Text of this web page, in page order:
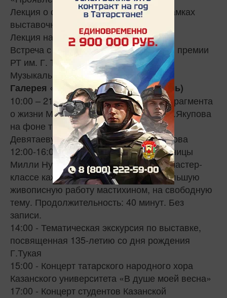
Лекция о современном искусстве (в рамках
выставочного проекта «Я так вижу»)
Лекция на тему «Советское стекло»
Встреча с лауреатом Государственной премии
РТ им. Г. Тукая Григорием Эйдиновым
Музыкальный «Современная музыка»
Галерея «Хазинэ» (Казанский Кремль)
10:00 – 21:00 - Демонстрация видео фрагмента
о жизни М.Девятаева на выставке Х.А.Якупова
на фоне триптиха Х. Якупова «Подвиг
Девятаеву». Рассказывает Д.Д. Хисамова
12:00-16:00 - Мастер-классы от художницы
Милли Нуруллиной по живописи. На мастер-
классе каждый сможет написать небольшую
живописную работу мастихином, на свободную
тему. Продолжительность: 40 минут. Без
записи.
14:00 - Тематическая экскурсия по выставке,
посвященная 135-летию со дня рождения
Г.Тукая
15:00 - Концерт татарского народного хора
Казанского университета «В душе моей весна»
17:00 - Концерт студентов Казанской